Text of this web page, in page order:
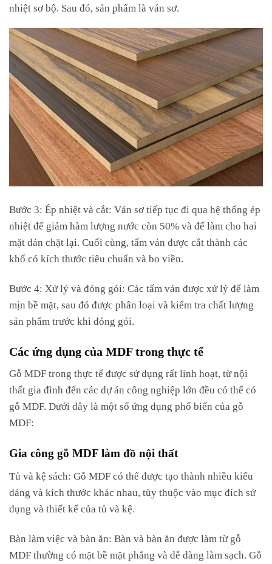
nhiệt sơ bộ. Sau đó, sản phẩm là ván sơ.
Bước 3: Ép nhiệt và cắt: Ván sơ tiếp tục đi qua hệ thống ép
nhiệt để giảm hàm lượng nước còn 50% và để làm cho hai
mặt dán chặt lại. Cuối cùng, tấm ván được cắt thành các
khổ có kích thước tiêu chuẩn và bo viền.
Bước 4: Xử lý và đóng gói: Các tấm ván được xử lý để làm
mịn bề mặt, sau đó được phân loại và kiểm tra chất lượng
sản phẩm trước khi đóng gói.
Các ứng dụng của MDF trong thực tế
Gỗ MDF trong thực tế được sử dụng rất linh hoạt, từ nội
thất gia đình đến các dự án công nghiệp lớn đều có thể có
gỗ MDF. Dưới đây là một số ứng dụng phổ biến của gỗ
MDF:
Gia công gỗ MDF làm đồ nội thất
Tủ và kệ sách: Gỗ MDF có thể được tạo thành nhiều kiểu
dáng và kích thước khác nhau, tùy thuộc vào mục đích sử
dụng và thiết kế của tủ và kệ.
Bàn làm việc và bàn ăn: Bàn và bàn ăn được làm từ gỗ
MDF thường có mặt bề mặt phẳng và dễ dàng làm sạch. Gỗ